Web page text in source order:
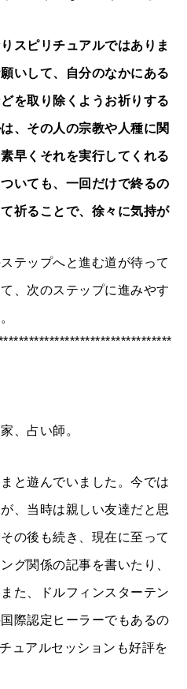
スピリチュアルではありま
いして、自分のなかにある
を取り除くようお祈りする
、その人の宗教や人種に関
早くそれを実行してくれる
いても、一回だけで終るの
祈ることで、徐々に気持が
テップへと進む道が待って
、次のステップに進みやす
、占い師。
と遊んでいました。今では
、当時は親しい友達だと思
の後も続き、現在に至って
グ関係の記事を書いたり、
た、ドルフィンスターテン
際認定ヒーラーでもあるの
ュアルセッションも好評を